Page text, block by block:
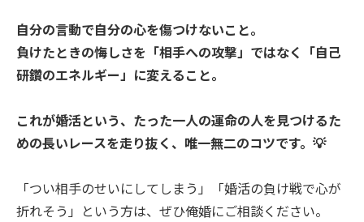
自分の言動で自分の心を傷つけないこと。
負けたときの悔しさを「相手への攻撃」ではなく「自己
研鑽のエネルギー」に変えること。
これが婚活という、たった一人の運命の人を見つけるた
めの長いレースを走り抜く、唯一無二のコツです。💡
「つい相手のせいにしてしまう」「婚活の負け戦で心が
折れそう」という方は、ぜひ俺婚にご相談ください。